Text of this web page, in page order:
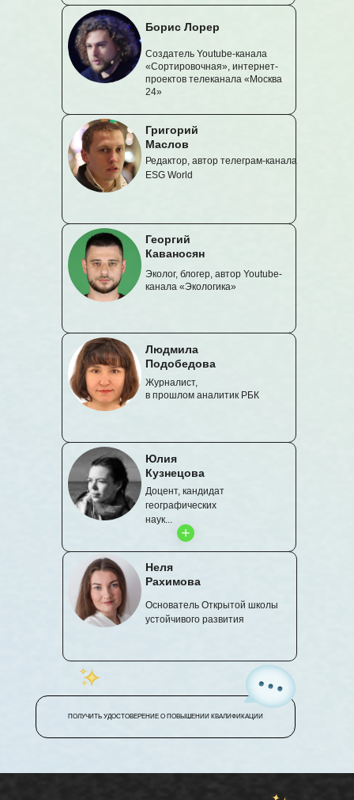
Эколог, блогер, автор Youtube-
канала «Экологика»
Создатель Youtube-канала
«Сортировочная», интернет-
проектов телеканала «Москва
24»
Журналист,
в прошлом аналитик РБК
Редактор, автор телеграм-канала
ESG World
Основатель Открытой школы
устойчивого развития
Доцент, кандидат
географических
наук...
Георгий
Каваносян
Борис Лорер
Людмила
Подобедова
Григорий
Маслов
Неля
Рахимова
Юлия
Кузнецова
ПОЛУЧИТЬ УДОСТОВЕРЕНИЕ О ПОВЫШЕНИИ КВАЛИФИКАЦИИ